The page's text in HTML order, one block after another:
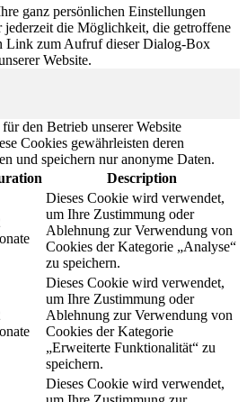
ganz persönlichen Einstellungen
jederzeit die Möglichkeit, die getroffene
Link zum Aufruf dieser Dialog-Box
Website.
den Betrieb unserer Website
Cookies gewährleisten deren
und speichern nur anonyme Daten.
Description
Dieses Cookie wird verwendet,
um Ihre Zustimmung oder
Ablehnung zur Verwendung von
Cookies der Kategorie „Analyse“
zu speichern.
Dieses Cookie wird verwendet,
um Ihre Zustimmung oder
Ablehnung zur Verwendung von
Cookies der Kategorie
„Erweiterte Funktionalität“ zu
speichern.
Dieses Cookie wird verwendet,